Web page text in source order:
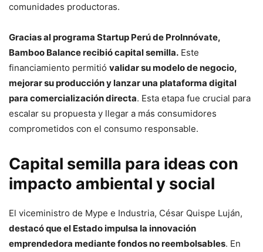
comunidades productoras.
Gracias al programa Startup Perú de ProInnóvate,
Bamboo Balance recibió capital semilla. Este
financiamiento permitió validar su modelo de negocio,
mejorar su producción y lanzar una plataforma digital
para comercialización directa. Esta etapa fue crucial para
escalar su propuesta y llegar a más consumidores
comprometidos con el consumo responsable.
Capital semilla para ideas con
impacto ambiental y social
El viceministro de Mype e Industria, César Quispe Luján,
destacó que el Estado impulsa la innovación
emprendedora mediante fondos no reembolsables. En